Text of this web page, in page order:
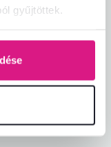
gyűjtöttek.